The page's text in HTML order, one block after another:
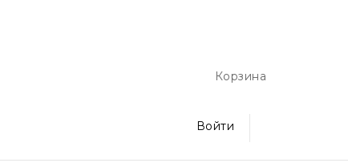
Корзина
Войти